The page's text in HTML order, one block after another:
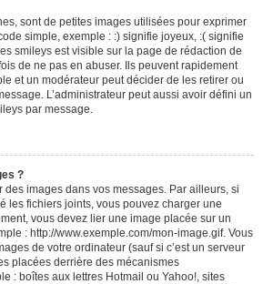
sont de petites images utilisées pour exprimer
simple, exemple : :) signifie joyeux, :( signifie
smileys est visible sur la page de rédaction de
de ne pas en abuser. Ils peuvent rapidement
et un modérateur peut décider de les retirer ou
L’administrateur peut aussi avoir défini un
par message.
?
des images dans vos messages. Par ailleurs, si
les fichiers joints, vous pouvez charger une
vous devez lier une image placée sur un
: http://www.exemple.com/mon-image.gif. Vous
de votre ordinateur (sauf si c’est un serveur
placées derrière des mécanismes
: boîtes aux lettres Hotmail ou Yahoo!, sites